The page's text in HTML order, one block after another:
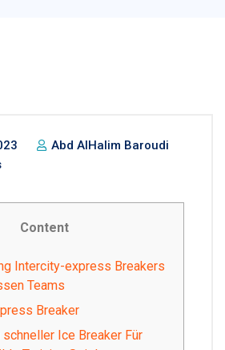
Abd AlHalim Baroudi
Content
Intercity-express Breakers
Teams
Breaker
Ice Breaker Für